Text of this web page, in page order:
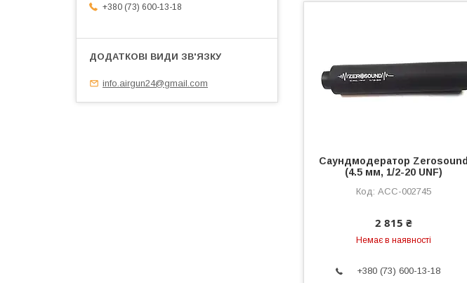
Саундмодератор Zerosound
(4.5 мм, 1/2-20 UNF)
ACC-002745
2 815 ₴
Немає в наявності
+380 (73) 600-13-18
+380 (73) 600-13-18
info.airgun24@gmail.com